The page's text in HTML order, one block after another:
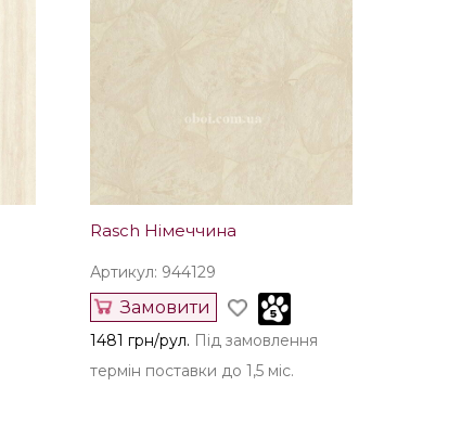
Rasch Німеччина
Артикул: 944129
Замовити
1481 грн/рул. Під замовлення
термін поставки до 1,5 міс.